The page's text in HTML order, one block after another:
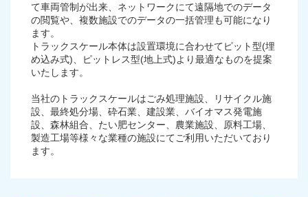
て車両管制が出来、ネットワークにて遠隔地でのデータ
の閲覧や、複数施設でのデータの一括管理も可能になり
ます。
トラックスケール本体は設置環境に合わせてピット型(埋
め込み式)、ピットレス型(地上式)より最適なものを提案
いたします。
当社のトラックスケールはごみ処理施設、リサイクル施
設、最終処分場、砕石業、建設業、バイオマス発電施
設、森林組合、たい肥センター、農業施設、原料工場、
製造工場等様々な業種の施設にてご利用いただいており
ます。